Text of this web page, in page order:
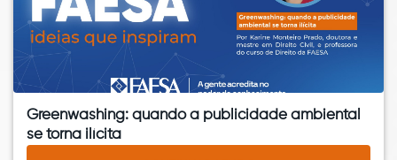
Greenwashing: quando a publicidade ambiental
se torna ilícita